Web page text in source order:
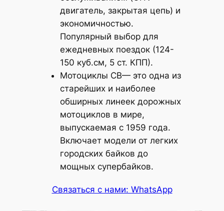
двигатель, закрытая цепь) и
экономичностью.
Популярный выбор для
ежедневных поездок (124-
150 куб.см, 5 ст. КПП).
Мотоциклы CB— это одна из
старейших и наиболее
обширных линеек дорожных
мотоциклов в мире,
выпускаемая с 1959 года.
Включает модели от легких
городских байков до
мощных супербайков.
Связаться с нами: WhatsApp